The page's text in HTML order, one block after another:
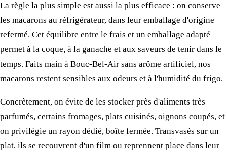
La règle la plus simple est aussi la plus efficace : on conserve
les macarons au réfrigérateur, dans leur emballage d'origine
refermé. Cet équilibre entre le frais et un emballage adapté
permet à la coque, à la ganache et aux saveurs de tenir dans le
temps. Faits main à Bouc-Bel-Air sans arôme artificiel, nos
macarons restent sensibles aux odeurs et à l'humidité du frigo.
Concrètement, on évite de les stocker près d'aliments très
parfumés, certains fromages, plats cuisinés, oignons coupés, et
on privilégie un rayon dédié, boîte fermée. Transvasés sur un
plat, ils se recouvrent d'un film ou reprennent place dans leur